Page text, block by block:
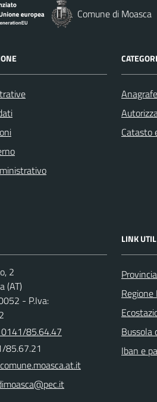
Comune di Moasca
Catasto
2
(AT)
- P.Iva:
85.64.47
85.67.21
LINK
Bussola
Iban e